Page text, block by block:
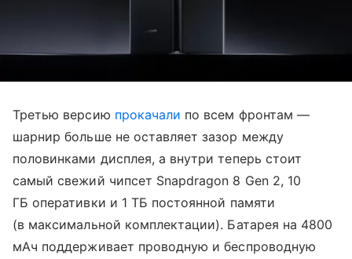
Третью версию прокачали по всем фронтам —
шарнир больше не оставляет зазор между
половинками дисплея, а внутри теперь стоит
самый свежий чипсет Snapdragon 8 Gen 2, 10
ГБ оперативки и 1 ТБ постоянной памяти
(в максимальной комплектации). Батарея на 4800
мАч поддерживает проводную и беспроводную